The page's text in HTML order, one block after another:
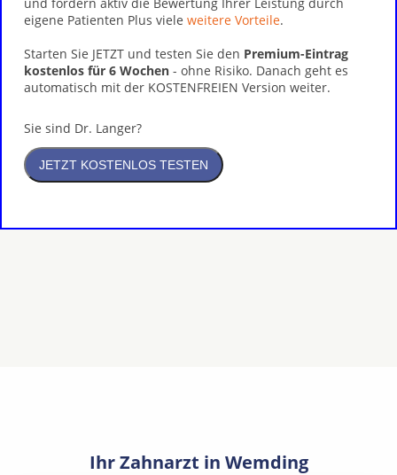
eigene Patienten Plus viele weitere Vorteile.
Starten Sie JETZT und testen Sie den Premium-Eintrag
kostenlos für 6 Wochen - ohne Risiko. Danach geht es
automatisch mit der KOSTENFREIEN Version weiter.
Sie sind Dr. Langer?
Ihr Zahnarzt in Wemding